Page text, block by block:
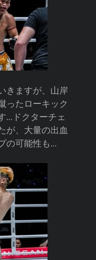
きますが、山岸
ったローキック
…ドクターチェ
が、大量の出血
の可能性も…